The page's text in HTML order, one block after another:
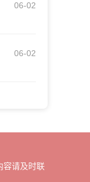
06-02
06-02
容请及时联